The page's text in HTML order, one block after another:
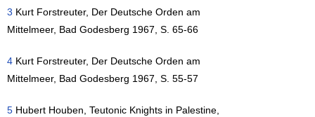
3 Kurt Forstreuter, Der Deutsche Orden am
Mittelmeer, Bad Godesberg 1967, S. 65-66
4 Kurt Forstreuter, Der Deutsche Orden am
Mittelmeer, Bad Godesberg 1967, S. 55-57
5 Hubert Houben, Teutonic Knights in Palestine,